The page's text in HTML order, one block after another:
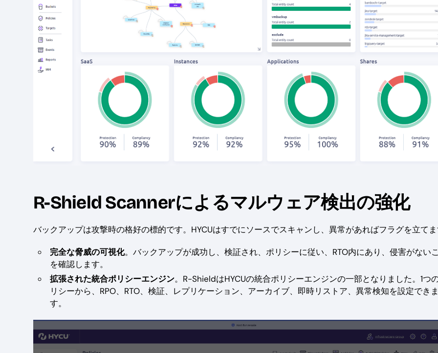
R-Shield Scannerによるマルウェア検出の強化
バックアップは攻撃時の格好の標的です。HYCUはすでにソースでスキャンし、異常があればフラグを立て
完全な脅威の可視化。バックアップが成功し、検証され、ポリシーに従い、RTO内にあり、侵害がない
を確認します。
拡張された統合ポリシーエンジン。R-ShieldはHYCUの統合ポリシーエンジンの一部となりました。1つ
リシーから、RPO、RTO、検証、レプリケーション、アーカイブ、即時リストア、異常検知を設定でき
す。